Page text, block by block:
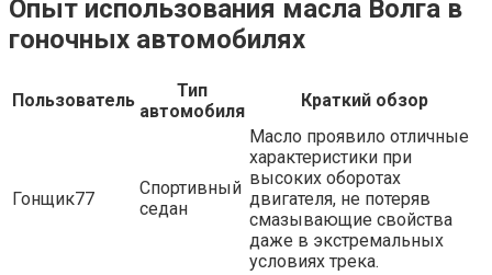
Опыт использования масла Волга в
гоночных автомобилях
Пользователь
Тип
автомобиля
Краткий обзор
Гонщик77
Спортивный
седан
Масло проявило отличные
характеристики при
высоких оборотах
двигателя, не потеряв
смазывающие свойства
даже в экстремальных
условиях трека.